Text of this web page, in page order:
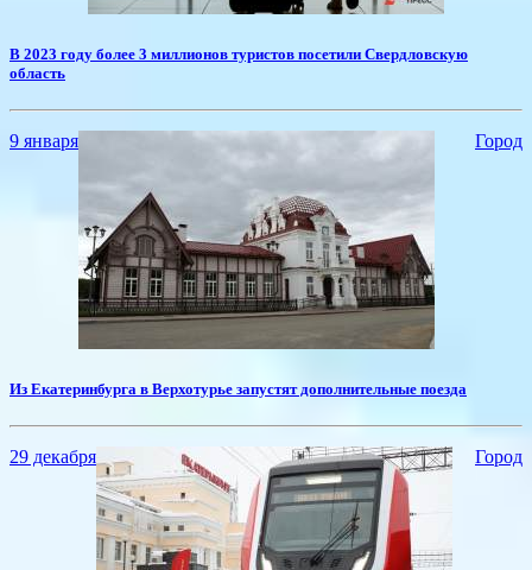
​В 2023 году более 3 миллионов туристов посетили Свердловскую
область
9 января Город
Из Екатеринбурга в Верхотурье запустят дополнительные поезда
29 декабря Город